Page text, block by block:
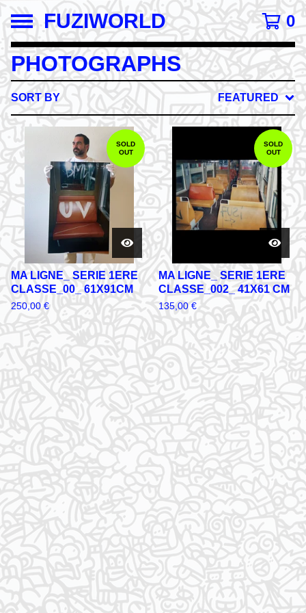
FUZIWORLD 0
PHOTOGRAPHS
SORT BY FEATURED
SOLD
OUT
MA LIGNE_ SERIE 1ERE
CLASSE_00_ 61X91CM
250,00 €
SOLD
OUT
MA LIGNE_ SERIE 1ERE
CLASSE_002_ 41X61 CM
135,00€